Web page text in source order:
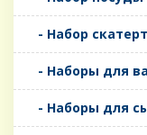
- Набор
- Наборы для
- Наборы для